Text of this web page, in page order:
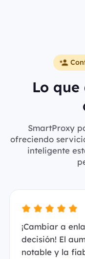
Lo
SmartProxy
ofreciendo
inteligente
¡Cambiar a
decisión! El
notable y la